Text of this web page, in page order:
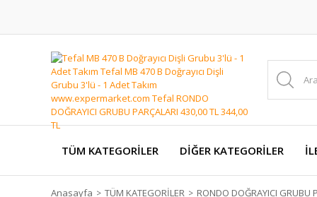
TÜM KATEGORİLER DİĞER KATEGORİLER
Anasayfa TÜM KATEGORİLER RONDO DOĞRAYICI GRUBU